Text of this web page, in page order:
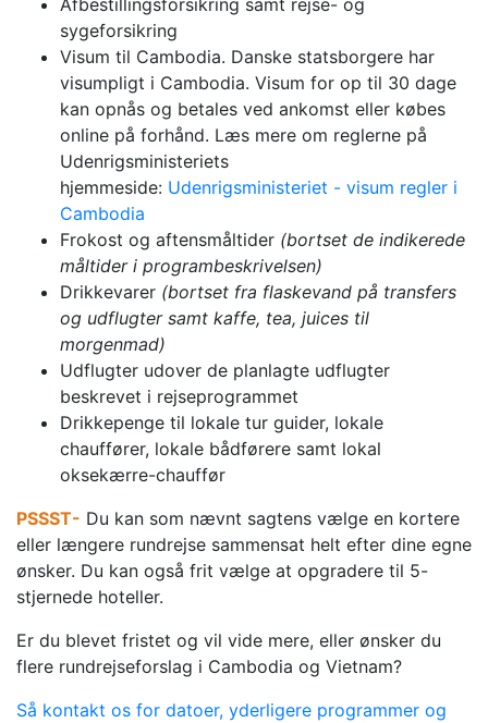
sygeforsikring
Visum til Cambodia. Danske statsborgere har
visumpligt i Cambodia. Visum for op til 30 dage
kan opnås og betales ved ankomst eller købes
online på forhånd. Læs mere om reglerne på
Udenrigsministeriets
hjemmeside: Udenrigsministeriet - visum regler i
Cambodia
Frokost og aftensmåltider (bortset de indikerede
måltider i programbeskrivelsen)
Drikkevarer (bortset fra flaskevand på transfers
og udflugter samt kaffe, tea, juices til
morgenmad)
Udflugter udover de planlagte udflugter
beskrevet i rejseprogrammet
Drikkepenge til lokale tur guider, lokale
chauffører, lokale bådførere samt lokal
oksekærre-chauffør
PSSST- Du kan som nævnt sagtens vælge en kortere
eller længere rundrejse sammensat helt efter dine egne
ønsker. Du kan også frit vælge at opgradere til 5-
stjernede hoteller.
Er du blevet fristet og vil vide mere, eller ønsker du
flere rundrejseforslag i Cambodia og Vietnam?
Så kontakt os for datoer, yderligere programmer og